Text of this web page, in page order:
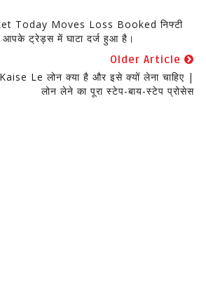
Today Moves Loss Booked निफ्टी
ट्रेड्स में घाटा दर्ज हुआ है।
Older Article
Le लोन क्या है और इसे क्यों लेना चाहिए |
लोन लेने का पूरा स्टेप-बाय-स्टेप प्रोसेस